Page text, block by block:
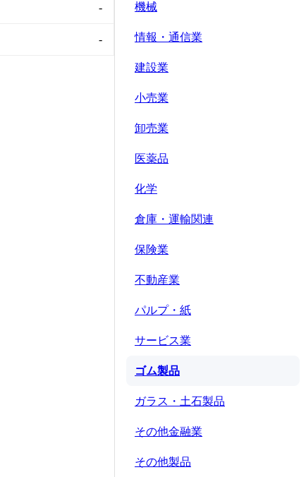
-
-
機械
情報・通信業
建設業
小売業
卸売業
医薬品
化学
倉庫・運輸関連
保険業
不動産業
パルプ・紙
サービス業
ゴム製品
ガラス・土石製品
その他金融業
その他製品